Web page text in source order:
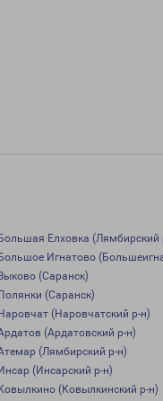
Елховка (Лямбирский
Игнатово
(Саранск)
(Саранск)
(Наровчатский р-н)
(Ардатовский р-н)
(Лямбирский р-н)
(Инсарский р-н)
(Ковылкинский р-н)